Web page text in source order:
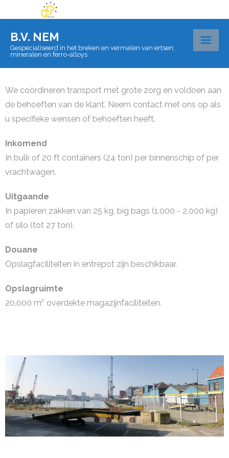
B.V. NEM
Gespecialiseerd in het breken en vermalen van ertsen,
mineralen en ferro-alloys
Materialen
Certificaten
Laboratorium
Logistiek
We coördineren transport met grote zorg en voldoen aan
de behoeften van de klant. Neem contact met ons op als
u specifieke wensen of behoeften heeft.
Inkomend
In bulk of 20 ft containers (24 ton) per binnenschip of per
vrachtwagen.
Uitgaande
In papieren zakken van 25 kg, big bags (1.000 - 2.000 kg)
of silo (tot 27 ton).
Douane
Opslagfaciliteiten in entrepot zijn beschikbaar.
Opslagruimte
20.000 m² overdekte magazijnfaciliteiten.